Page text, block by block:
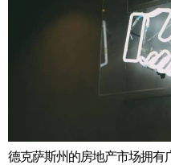
德克萨斯州的房地产市场拥有